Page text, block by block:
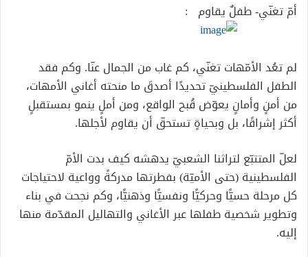
أمّ تغنّي- طفلٌ يقاوم :
لم تعُد الأمّهات تغنّي، كم غاب من الجمال عنّا. وكم فقد
الطفل الفلسطينيّ تحديدًا أصدقَ ما منحته أغاني الأمهات،
من أمنٍ وأمانٍ يعوّض قُبح الواقع، ومن أملٍ ينمو بمستقبلٍ
أكثر إشراقًا، بل وبحياةٍ تستحقّ أن يقاوم لأجلها.
لعلّ المتتبّع لتراثنا الشعبيّ يدهشه كيف بدت الأمّ
الفلسطينية (حتى الأميّة) بفطرتها مدركةً وواعية لاحتياجات
كل مرحلة حسيًّا وحركيًّا ونفسيًّا وذهنيًّا، وكم نجحت في بناء
وتطوير شخصية طفلها عبر الأغاني والتهاليل المقدّمة منها
إليه.